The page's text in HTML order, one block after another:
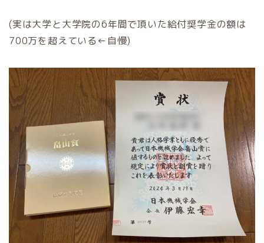
(実は大学と大学院の6年間で頂いた給付奨学金の額は
700万を超えている←自慢)